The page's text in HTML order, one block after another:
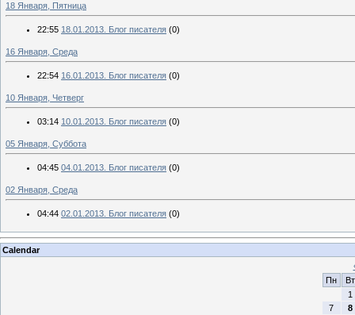
18 Января, Пятница
22:55 18.01.2013. Блог писателя (0)
16 Января, Среда
22:54 16.01.2013. Блог писателя (0)
10 Января, Четверг
03:14 10.01.2013. Блог писателя (0)
05 Января, Суббота
04:45 04.01.2013. Блог писателя (0)
02 Января, Среда
04:44 02.01.2013. Блог писателя (0)
Calendar
Пн
Вт
1
7
8